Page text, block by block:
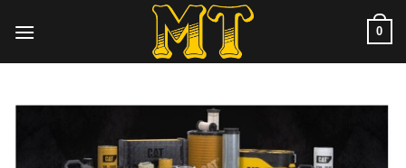
đến
0